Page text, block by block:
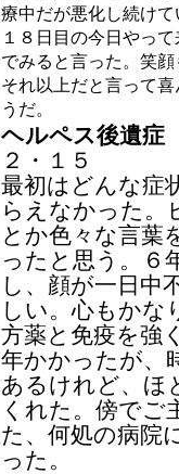
療中だが悪化し続け
１８日目の今日やっ
でみると言った。笑
それ以上だと言って
うだ。
ヘルペス後遺症
２・１５
最初はどんな症
らえなかった。
とか色々な言葉
ったと思う。６
し、顔が一日中
しい。心もかな
方薬と免疫を強
年かかったが、
あるけれど、ほ
くれた。傍でご
た、何処の病院
った。